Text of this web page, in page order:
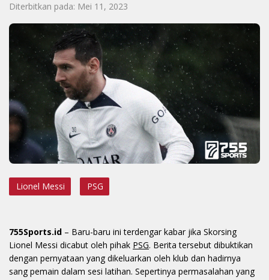
Diterbitkan pada: Mei 11, 2023
Lionel Messi PSG
755Sports.id – Baru-baru ini terdengar kabar jika Skorsing
Lionel Messi dicabut oleh pihak PSG. Berita tersebut dibuktikan
dengan pernyataan yang dikeluarkan oleh klub dan hadirnya
sang pemain dalam sesi latihan. Sepertinya permasalahan yang